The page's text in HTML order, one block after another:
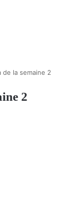
de la semaine 2
2